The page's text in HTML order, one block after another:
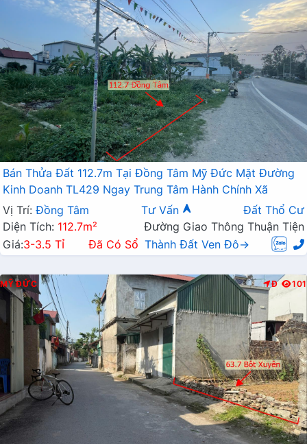
Bán Thửa Đất 112.7m Tại Đồng Tâm Mỹ Đức Mặt Đường
Kinh Doanh TL429 Ngay Trung Tâm Hành Chính Xã
Vị Trí: Đồng Tâm Tư Vấn
Đất Thổ Cư
Diện Tích: 112.7m²
Đường Giao Thông Thuận Tiện
Giá:3-3.5 Tỉ Đã Có Sổ Thành Đất Ven Đô→
MỸ ĐỨC Đ 101